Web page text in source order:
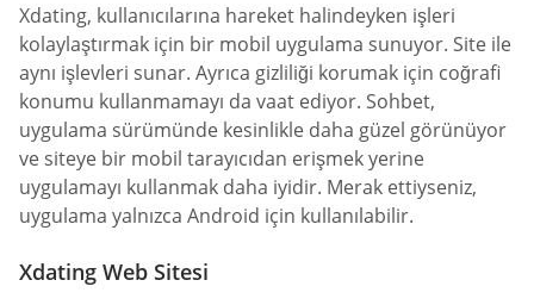
Xdating, kullanıcılarına hareket halindeyken işleri
kolaylaştırmak için bir mobil uygulama sunuyor. Site ile
aynı işlevleri sunar. Ayrıca gizliliği korumak için coğrafi
konumu kullanmamayı da vaat ediyor. Sohbet,
uygulama sürümünde kesinlikle daha güzel görünüyor
ve siteye bir mobil tarayıcıdan erişmek yerine
uygulamayı kullanmak daha iyidir. Merak ettiyseniz,
uygulama yalnızca Android için kullanılabilir.
Xdating Web Sitesi